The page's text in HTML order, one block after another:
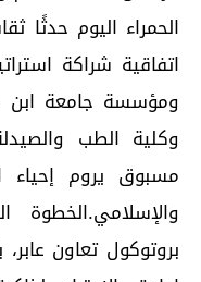
الحمراء اليوم حدثًا
اتفاقية شراكة
ومؤسسة جامعة ابن
وكلية الطب
مسبوق يروم إحياء
بروتوكول تعاون